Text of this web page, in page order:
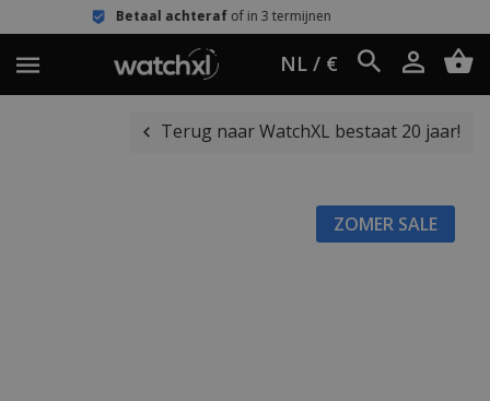
achterafof in 3 termijnen
NL / €
Terug naar WatchXL bestaat 20 jaar!
ZOMER SALE